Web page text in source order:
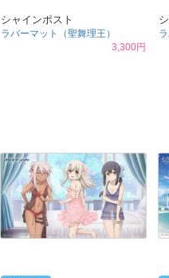
シャインポスト
ラバーマット（聖舞理王）
3,300円